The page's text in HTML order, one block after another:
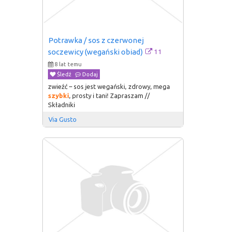
Potrawka / sos z czerwonej
soczewicy (wegański obiad)
11
8 lat temu
Śledź
Dodaj
zwieźć – sos jest wegański, zdrowy, mega
szybki, prosty i tani! Zapraszam //
Składniki
Via Gusto